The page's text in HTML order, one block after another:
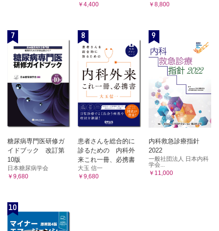
￥4,400
￥8,800
7
糖尿病専門医研修ガ
イドブック 改訂第
10版
日本糖尿病学会
￥9,680
8
患者さんを総合的に
診るための 内科外
来これ一冊、必携書
大玉 信一
￥9,680
9
内科救急診療指針
2022
一般社団法人 日本内科
学会...
￥11,000
10